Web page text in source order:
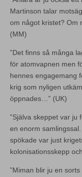
Martinson talar
om något kristet? Om
(MM)
”Det finns så många
för atomvapnen men
hennes engagemang
krig som nyligen
öppnades…” (UK)
”Själva skeppet var ju
en enorm
spökade var just
kolonisationsskepp
”Miman blir ju en